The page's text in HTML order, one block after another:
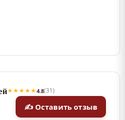
★★★★★4.8(31)
✍ Оставить отзыв